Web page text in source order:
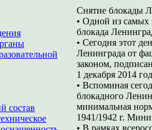
состав
Снятие блокады
• Одной из самых
блокада
• Сегодня этот
Ленинграда от
законом,
1 декабря 2014
• Вспоминая
блокадного
минимальная
1941/1942 г.
• В рамках